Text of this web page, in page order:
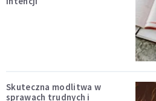
Skuteczna modlitwa w
sprawach trudnych i